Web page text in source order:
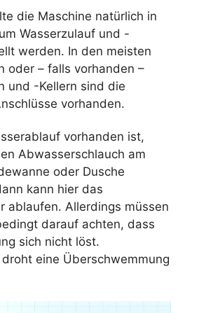
die Maschine natürlich in
Wasserzulauf und -
werden. In den meisten
oder – falls vorhanden –
und -Kellern sind die
vorhanden.
vorhanden ist,
Abwasserschlauch am
oder Dusche
kann hier das
ablaufen. Allerdings müssen
darauf achten, dass
sich nicht löst.
eine Überschwemmung